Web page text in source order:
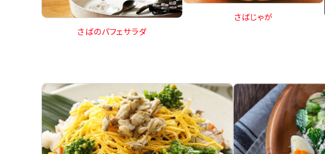
さばのパフェサラダ
さばじゃが